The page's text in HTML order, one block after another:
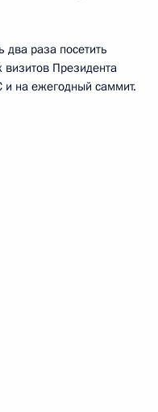
два раза посетить
визитов Президента
на ежегодный саммит.